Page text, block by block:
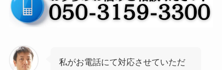
私がお電話にて対応させていただ